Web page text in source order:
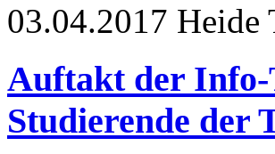
03.04.2017 Heide
Auftakt der
Studierende der